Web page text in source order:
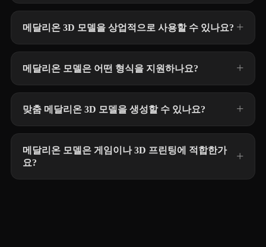
메달리온 3D 모델을 상업적으로 사용할 수 있나요?
메달리온 모델은 어떤 형식을 지원하나요?
맞춤 메달리온 3D 모델을 생성할 수 있나요?
메달리온 모델은 게임이나 3D 프린팅에 적합한가
요?